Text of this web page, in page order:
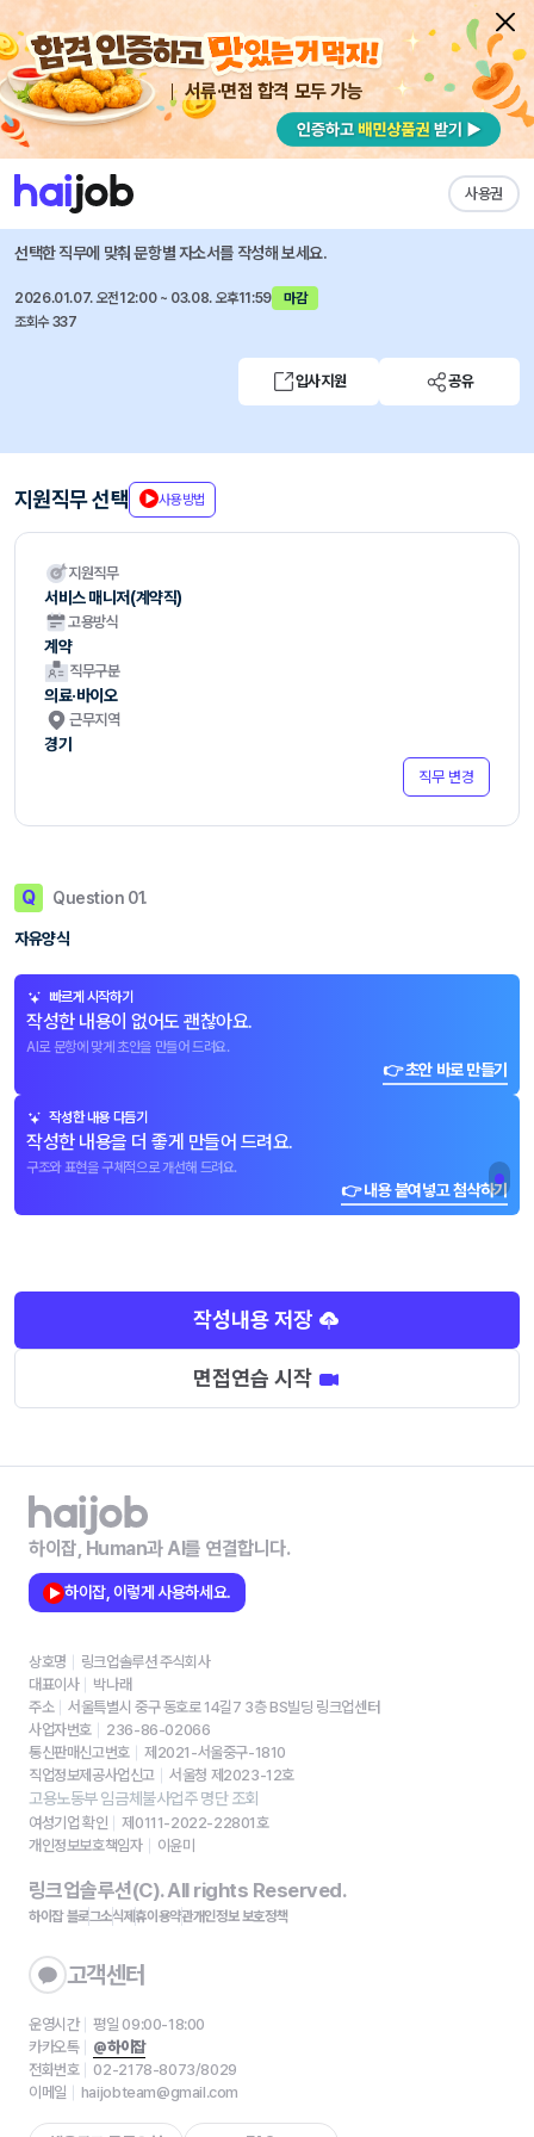
서류·면접 합격 모두 가능
사용권
채용공고 자소서 자유항목 자소서 내 작성목록
GC셀 즐겨찾기
[녹십자그룹] GC셀 검체 관리 서비스 매니저 채용(분당)
선택한 직무에 맞춰 문항별 자소서를 작성해 보세요.
2026.01.07. 오전12:00 ~ 03.08. 오후11:59
마감
조회수 337
입사지원 공유
지원직무 선택 사용방법
지원직무
서비스 매니저(계약직)
고용방식
계약
직무구분
의료·바이오
근무지역
경기
직무 변경
Q Question 01.
자유양식
빠르게 시작하기
작성한 내용이 없어도 괜찮아요.
AI로 문항에 맞게 초안을 만들어 드려요.
👉 초안 바로 만들기
작성한 내용 다듬기
작성한 내용을 더 좋게 만들어 드려요.
구조와 표현을 구체적으로 개선해 드려요.
👉 내용 붙여넣고 첨삭하기
작성내용 저장
면접연습 시작
하이잡, Human과 AI를 연결합니다.
하이잡, 이렇게 사용하세요.
상호명
링크업솔루션 주식회사
대표이사
박나래
주소
서울특별시 중구 동호로 14길7 3층 BS빌딩 링크업센터
사업자번호
236-86-02066
통신판매신고번호
제2021-서울중구-1810
직업정보제공사업신고
서울청 제2023-12호
고용노동부 임금체불사업주 명단 조회
여성기업 확인
제0111-2022-22801호
개인정보보호책임자
이윤미
링크업솔루션(C). All rights Reserved.
하이잡 블로그소식제휴이용약관개인정보 보호정책
고객센터
운영시간
평일 09:00-18:00
카카오톡
@하이잡
전화번호
02-2178-8073/8029
이메일
haijobteam@gmail.com